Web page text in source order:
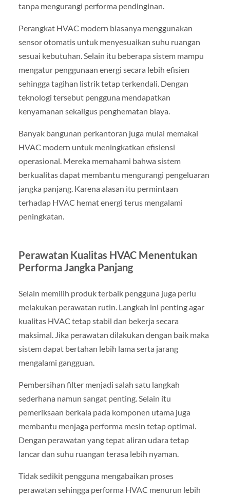
tanpa mengurangi performa pendinginan.
Perangkat HVAC modern biasanya menggunakan
sensor otomatis untuk menyesuaikan suhu ruangan
sesuai kebutuhan. Selain itu beberapa sistem mampu
mengatur penggunaan energi secara lebih efisien
sehingga tagihan listrik tetap terkendali. Dengan
teknologi tersebut pengguna mendapatkan
kenyamanan sekaligus penghematan biaya.
Banyak bangunan perkantoran juga mulai memakai
HVAC modern untuk meningkatkan efisiensi
operasional. Mereka memahami bahwa sistem
berkualitas dapat membantu mengurangi pengeluaran
jangka panjang. Karena alasan itu permintaan
terhadap HVAC hemat energi terus mengalami
peningkatan.
Perawatan Kualitas HVAC Menentukan
Performa Jangka Panjang
Selain memilih produk terbaik pengguna juga perlu
melakukan perawatan rutin. Langkah ini penting agar
kualitas HVAC tetap stabil dan bekerja secara
maksimal. Jika perawatan dilakukan dengan baik maka
sistem dapat bertahan lebih lama serta jarang
mengalami gangguan.
Pembersihan filter menjadi salah satu langkah
sederhana namun sangat penting. Selain itu
pemeriksaan berkala pada komponen utama juga
membantu menjaga performa mesin tetap optimal.
Dengan perawatan yang tepat aliran udara tetap
lancar dan suhu ruangan terasa lebih nyaman.
Tidak sedikit pengguna mengabaikan proses
perawatan sehingga performa HVAC menurun lebih